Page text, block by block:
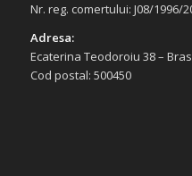
Nr. reg. comertului: J08/1996/
Adresa:
Ecaterina Teodoroiu 38 –
Cod postal: 500450